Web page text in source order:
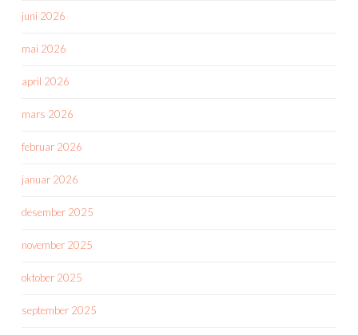
juni 2026
mai 2026
april 2026
mars 2026
februar 2026
januar 2026
desember 2025
november 2025
oktober 2025
september 2025